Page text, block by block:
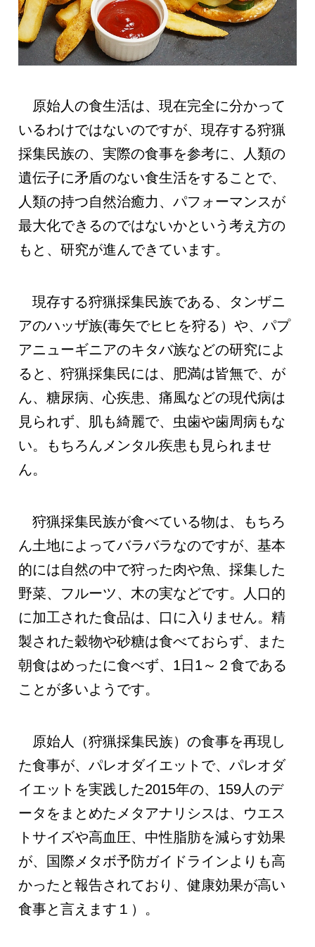
原始人の食生活は、現在完全に分かって
いるわけではないのですが、現存する狩猟
採集民族の、実際の食事を参考に、人類の
遺伝子に矛盾のない食生活をすることで、
人類の持つ自然治癒力、パフォーマンスが
最大化できるのではないかという考え方の
もと、研究が進んできています。
現存する狩猟採集民族である、タンザニ
アのハッザ族(毒矢でヒヒを狩る）や、パプ
アニューギニアのキタバ族などの研究によ
ると、狩猟採集民には、肥満は皆無で、が
ん、糖尿病、心疾患、痛風などの現代病は
見られず、肌も綺麗で、虫歯や歯周病もな
い。もちろんメンタル疾患も見られませ
ん。
狩猟採集民族が食べている物は、もちろ
ん土地によってバラバラなのですが、基本
的には自然の中で狩った肉や魚、採集した
野菜、フルーツ、木の実などです。人口的
に加工された食品は、口に入りません。精
製された穀物や砂糖は食べておらず、また
朝食はめったに食べず、1日1～２食である
ことが多いようです。
原始人（狩猟採集民族）の食事を再現し
た食事が、パレオダイエットで、パレオダ
イエットを実践した2015年の、159人のデ
ータをまとめたメタアナリシスは、ウエス
トサイズや高血圧、中性脂肪を減らす効果
が、国際メタボ予防ガイドラインよりも高
かったと報告されており、健康効果が高い
食事と言えます１）。